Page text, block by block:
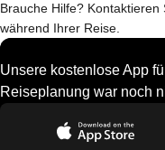
Brauche Hilfe?
während Ihrer Reise.
Unsere kostenlose App
Reiseplanung war noch